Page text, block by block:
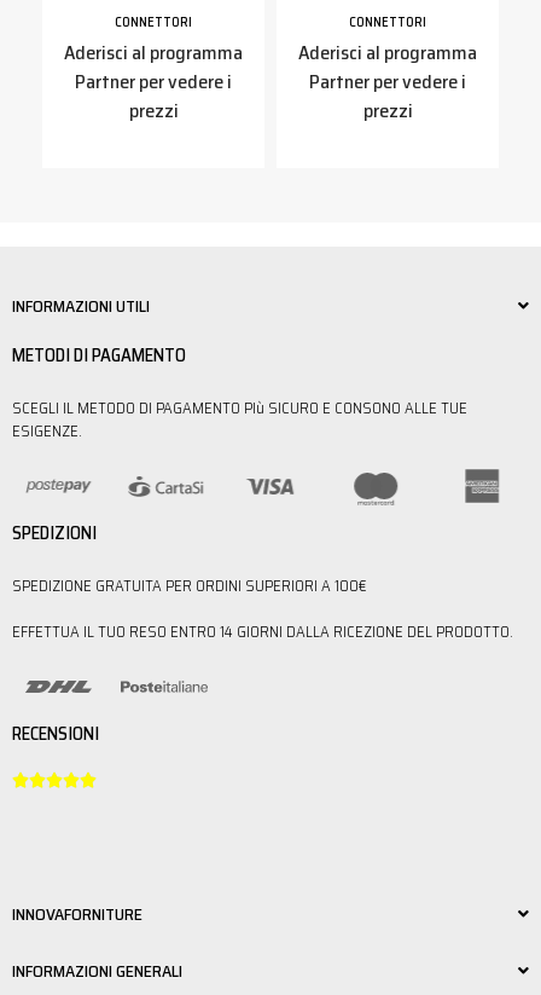
CONNETTORI
Aderisci al programma
Partner per vedere i
prezzi
CONNETTORI
Aderisci al programma
Partner per vedere i
prezzi
INFORMAZIONI UTILI
METODI DI PAGAMENTO
SCEGLI IL METODO DI PAGAMENTO PIù SICURO E CONSONO ALLE TUE
ESIGENZE.
SPEDIZIONI
SPEDIZIONE GRATUITA PER ORDINI SUPERIORI A 100€
EFFETTUA IL TUO RESO ENTRO 14 GIORNI DALLA RICEZIONE DEL PRODOTTO.
RECENSIONI

INNOVAFORNITURE
INFORMAZIONI GENERALI